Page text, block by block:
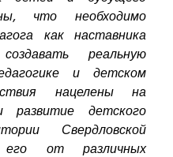
что необходимо
как наставника
реальную
и детском
нацелены на
развитие детского
Свердловской
его от различных